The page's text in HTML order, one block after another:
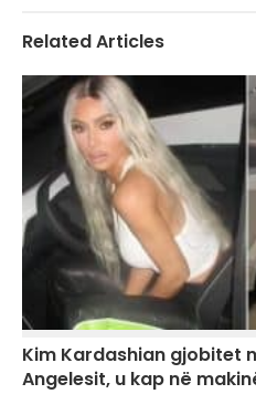
Related Articles
Kim Kardashian gjobitet
Angelesit, u kap në